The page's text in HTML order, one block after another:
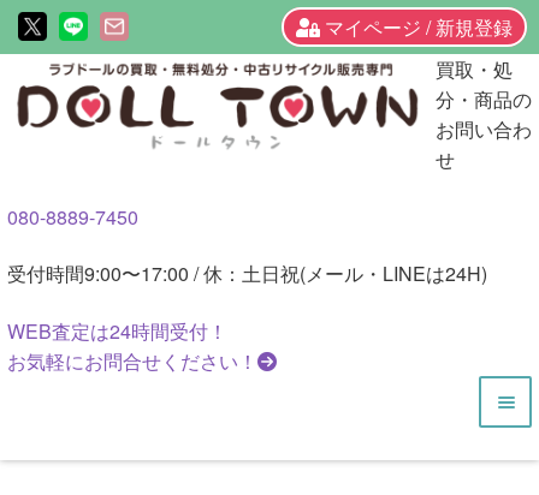
マイページ / 新規登録
ビ
ゲ
ョ
へ
キ
ッ
ン
テ
へ
キ
プ
買取・処
分・商品の
お問い合わ
せ
080-8889-7450
受付時間9:00〜17:00 / 休：土日祝(メール・LINEは24H)
WEB査定は24時間受付！
お気軽にお問合せください！
HOME